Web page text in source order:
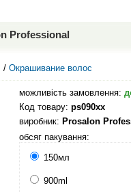
Professional
/ Окрашивание волос
можливість замовлення:
Код товару: ps090xx
виробник: Prosalon
обсяг пакування:
150мл
900ml